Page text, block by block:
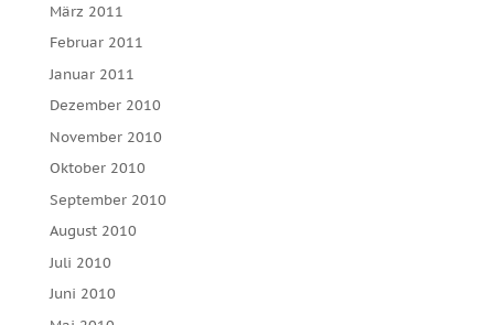
März 2011
Februar 2011
Januar 2011
Dezember 2010
November 2010
Oktober 2010
September 2010
August 2010
Juli 2010
Juni 2010